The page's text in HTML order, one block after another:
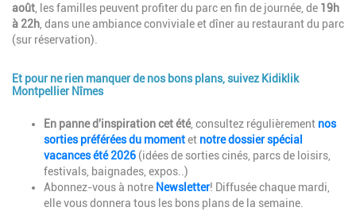
août , les familles peuvent profiter du parc en fin de journée, de 19h
à 22h , dans une ambiance conviviale et dîner au restaurant du parc
(sur réservation).
Et pour ne rien manquer de nos bons plans, suivez Kidiklik
Montpellier Nîmes
DescriptionEn panne d'inspiration cet été, consultez régulièrement nos
sorties préférées du momentet notre dossier spécial
vacances été 2026 (idées de sorties cinés, parcs de loisirs,
festivals, baignades, expos..)
Abonnez-vous à notre Newsletter! Diffusée chaque mardi,
elle vous donnera tous les bons plans de la semaine.